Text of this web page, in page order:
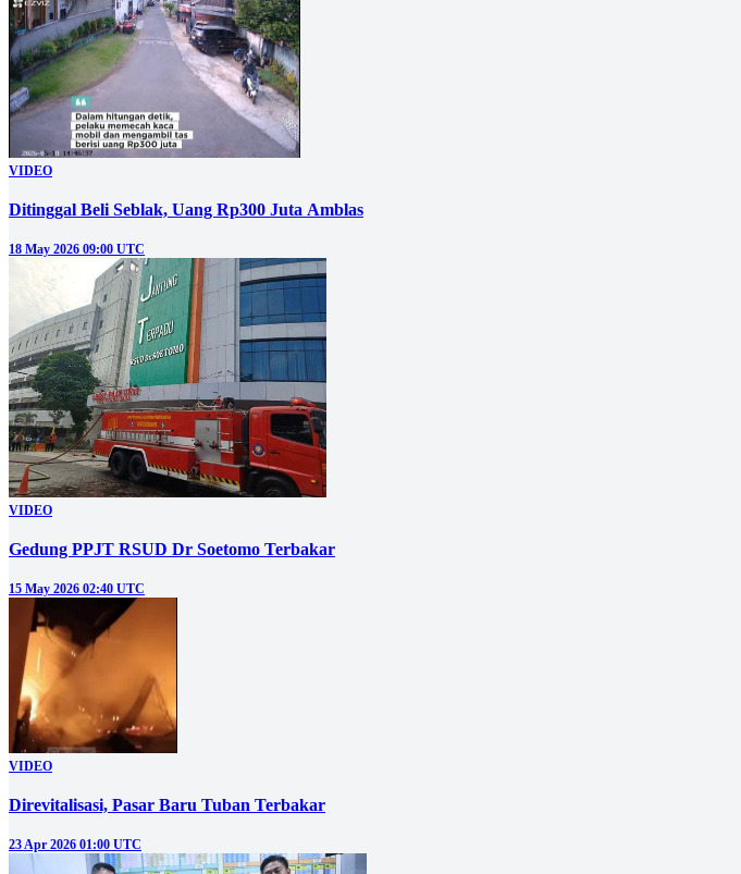
VIDEO
Ditinggal Beli Seblak, Uang Rp300 Juta Amblas
18 May 2026 09:00 UTC
VIDEO
Gedung PPJT RSUD Dr Soetomo Terbakar
15 May 2026 02:40 UTC
VIDEO
Direvitalisasi, Pasar Baru Tuban Terbakar
23 Apr 2026 01:00 UTC